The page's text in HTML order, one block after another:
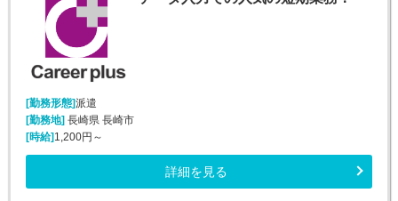
[勤務形態]派遣
[勤務地] 長崎県 長崎市
[時給] 1,200円～
詳細を見る